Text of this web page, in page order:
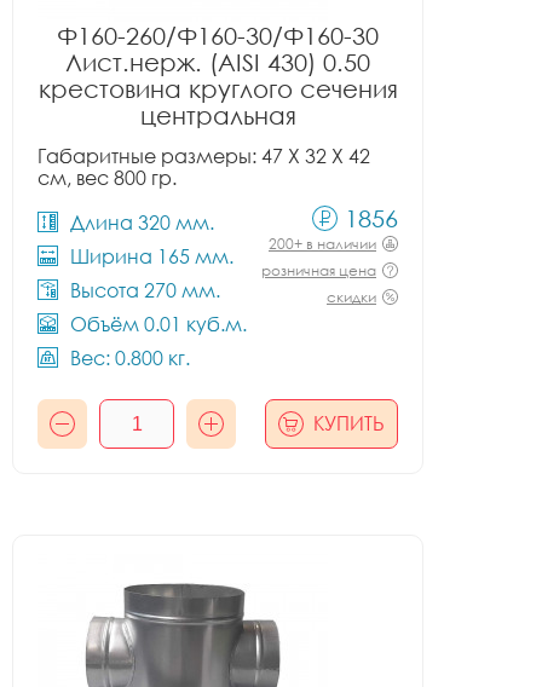
Ф160-260/Ф160-30/Ф160-30
Лист.нерж. (AISI 430) 0.50
крестовина круглого сечения
центральная
Габаритные размеры: 47 X 32 X 42
см, вес 800 гр.
Длина 320 мм.
Ширина 165 мм.
Высота 270 мм.
Объём 0.01 куб.м.
Вес: 0.800 кг.
1856
200+ в наличии
розничная цена
скидки
КУПИТЬ